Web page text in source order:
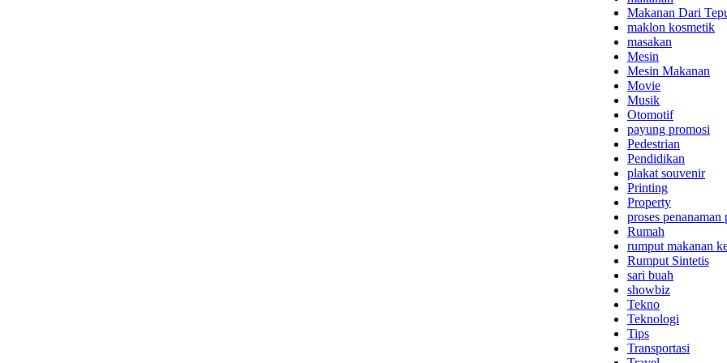
Makanan Dari
maklon kosmetik
masakan
Mesin
Mesin Makanan
Movie
Musik
Otomotif
payung promosi
Pedestrian
Pendidikan
plakat souvenir
Printing
Property
proses penanaman
Rumah
rumput makanan
Rumput Sintetis
sari buah
showbiz
Tekno
Teknologi
Tips
Transportasi